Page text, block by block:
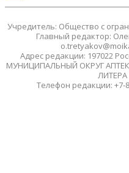
Учредитель: Общество с
Главный редактор:
Адрес редакции: 197022
МУНИЦИПАЛЬНЫЙ ОКРУГ
Телефон редакции: +7-